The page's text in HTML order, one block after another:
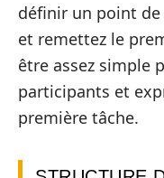
définir un point de
et remettez le
être assez simple
participants et
première tâche.